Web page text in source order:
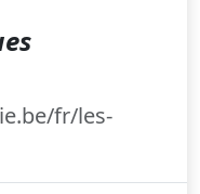
fr/les-